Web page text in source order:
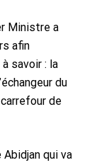
Ministre a
afin
savoir : la
du
de
qui va